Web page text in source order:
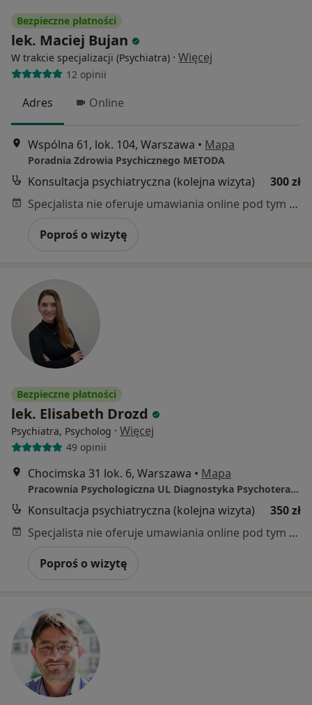
Bezpieczne płatności
lek. Maciej Bujan
W trakcie specjalizacji (Psychiatra) · Więcej
12 opinii
Adres Online
Wspólna 61, lok. 104, Warszawa • Mapa
Poradnia Zdrowia Psychicznego METODA
Konsultacja psychiatryczna (kolejna wizyta)
300 zł
Specjalista nie oferuje umawiania online pod tym adresem.
Poproś o wizytę
Bezpieczne płatności
lek. Elisabeth Drozd
Psychiatra, Psycholog · Więcej
49 opinii
Chocimska 31 lok. 6, Warszawa • Mapa
Pracownia Psychologiczna UL Diagnostyka Psychoterapia Psychiatria
Konsultacja psychiatryczna (kolejna wizyta)
350 zł
Specjalista nie oferuje umawiania online pod tym adresem.
Poproś o wizytę